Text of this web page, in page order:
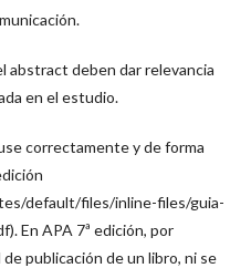
abstract deben dar relevancia
en el estudio.
correctamente y de forma
default/files/inline-files/guia-
En APA 7ª edición, por
publicación de un libro, ni se